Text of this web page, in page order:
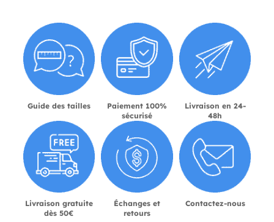
Guide des tailles
Paiement 100%
sécurisé
Livraison en 24-
48h
Livraison gratuite
dès 50€
Échanges et
retours
Contactez-nous